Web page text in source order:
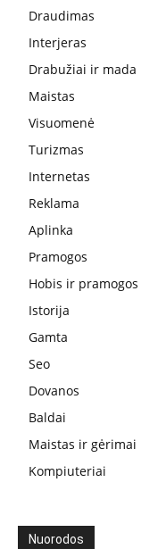
Draudimas
Interjeras
Drabužiai ir mada
Maistas
Visuomenė
Turizmas
Internetas
Reklama
Aplinka
Pramogos
Hobis ir pramogos
Istorija
Gamta
Seo
Dovanos
Baldai
Maistas ir gėrimai
Kompiuteriai
Nuorodos